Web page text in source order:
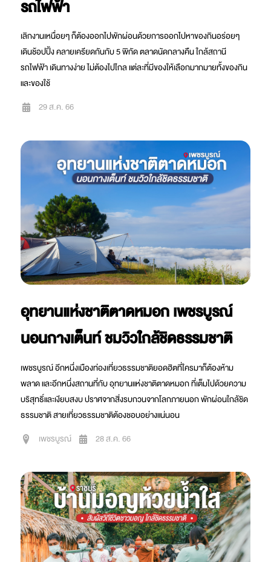
รถไฟฟ้า
เลิกงานเหนื่อยๆ ก็ต้องออกไปพักผ่อนด้วยการออกไปหาของกินอร่อยๆ
เดินช้อปปิ้ง คลายเครียดกันกับ 5 พิกัด ตลาดนัดกลางคืน ใกล้สถานี
รถไฟฟ้า เดินทางง่าย ไม่ต้องไปไกล แต่ละที่มีของให้เลือกมากมายทั้งของกิน
และของใช้
29 ส.ค. 66
อุทยานแห่งชาติตาดหมอก เพชรบูรณ์
นอนกางเต็นท์ ชมวิวใกล้ชิดธรรมชาติ
เพชรบูรณ์ อีกหนึ่งเมืองท่องเที่ยวธรรมชาติยอดฮิตที่ใครมาก็ต้องห้าม
พลาด และอีกหนึ่งสถานที่กับ อุทยานแห่งชาติตาดหมอก ที่เต็มไปด้วยความ
บริสุทธิ์และเงียบสงบ ปราศจากสิ่งรบกวนจากโลกภายนอก พักผ่อนใกล้ชิด
ธรรมชาติ สายเที่ยวธรรมชาติต้องชอบอย่างแน่นอน
เพชรบูรณ์
28 ส.ค. 66